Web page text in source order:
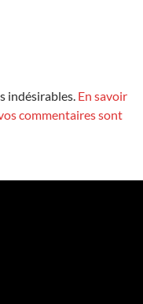
indésirables. En savoir
commentaires sont